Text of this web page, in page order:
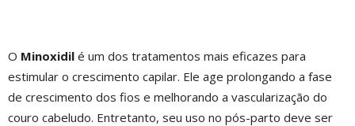
O Minoxidil é um dos tratamentos mais eficazes para
estimular o crescimento capilar. Ele age prolongando a fase
de crescimento dos fios e melhorando a vascularização do
couro cabeludo. Entretanto, seu uso no pós-parto deve ser